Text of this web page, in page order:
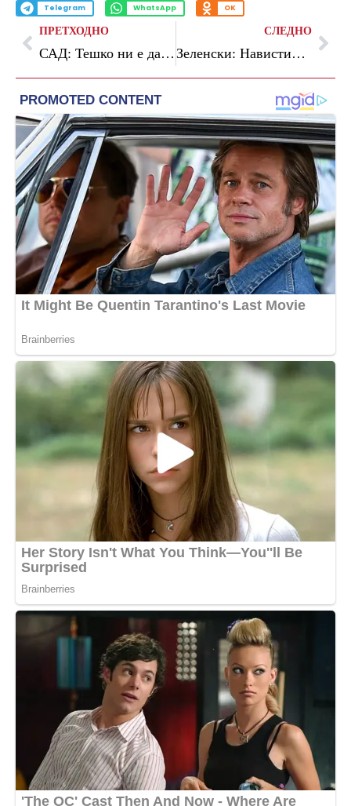
Telegram WhatsApp OK
ПРЕТХОДНО
САД: Тешко ни е да ги толкуваме дејствијата на Пакистан како нешто друго освен закана за нас
СЛЕДНО
Зеленски: Навистина сакам мир, но, како да се заврши војната без преговори со Путин